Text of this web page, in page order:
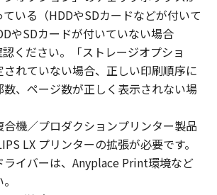
herein, no license or right,
is hereby conveyed or
to you for any intellectual
and its licensors.
comply with all export laws and
regulations of the country
not to export or re-export,
the SOFTWARE in
such laws, restrictions and
without all necessary
いる（HDDやSDカードなどが付いて
やSDカードが付いていない場合
ください。「ストレージオプショ
されていない場合、正しい印刷順序に
、ページ数が正しく表示されない場
合機／プロダクションプリンター製品
LX プリンターの拡張が必要です。
ライバーは、Anyplace Print環境など